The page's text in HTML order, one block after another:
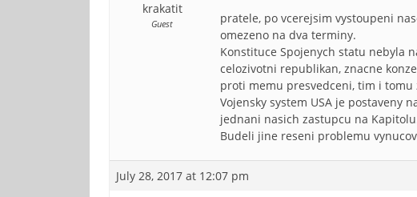
krakatit
Guest
pratele, po vcerejsim vystoupeni
omezeno na dva terminy.
Konstituce Spojenych statu nebyla
celozivotni republikan, znacne
proti memu presvedceni, tim i
Vojensky system USA je postaveny
jednani nasich zastupcu na
Budeli jine reseni problemu
July 28, 2017 at 12:07 pm